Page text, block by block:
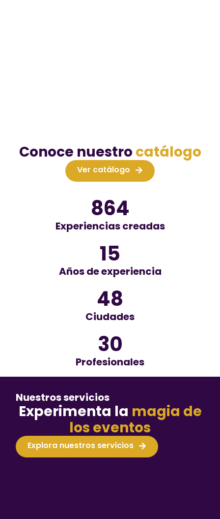
Conoce nuestro catálogo
Ver catálogo
864
Experiencias creadas
15
Años de experiencia
48
Ciudades
30
Profesionales
Nuestros servicios
Experimenta la magia de
los eventos
Explora nuestros servicios